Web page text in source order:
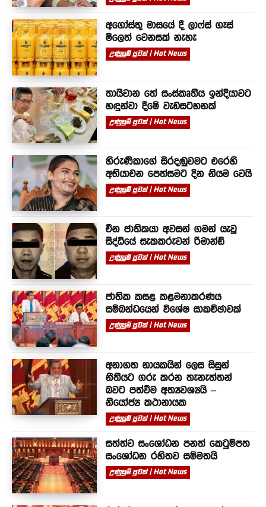
අගෝස්තු මාසයේ දී ලාෆ්ස් ගෑස්
මිලෙත් වෙනසක් නැහැ
උණුසුම් පුවත් | Hot News
තායිවාන තේ සංස්කෘතිය ඉන්දියාවට
හඳුන්වා දීමේ වැඩසටහනක්
උණුසුම් පුවත් | Hot News
හිරුණිකාගේ සිරදඬුවමට එරෙහි
අභියාචන පෙත්සමට දින නියම වෙයි
උණුසුම් පුවත් | Hot News
චීන ජාතිකයා අවසන් ගමන් යැවූ
සිද්ධියේ සැකකරුවන් රිමාන්ඩ්
උණුසුම් පුවත් | Hot News
ජාතික කසළ කළමනාකරණය
සම්බන්ධයෙන් විශේෂ සාකච්ඡාවක්
උණුසුම් පුවත් | Hot News
අනාගත නායකයින් ලෙස සිසුන්
නීතියට ගරු කරන තැනැත්තන්
බවට පත්වීම අත්‍යවශ්‍යයි –
නියෝජ්‍ය කථානායක
උණුසුම් පුවත් | Hot News
සත්ත්ව සංශෝධන පනත් කෙටුම්පත
සංශෝධන රහිතව සම්මතයි
උණුසුම් පුවත් | Hot News